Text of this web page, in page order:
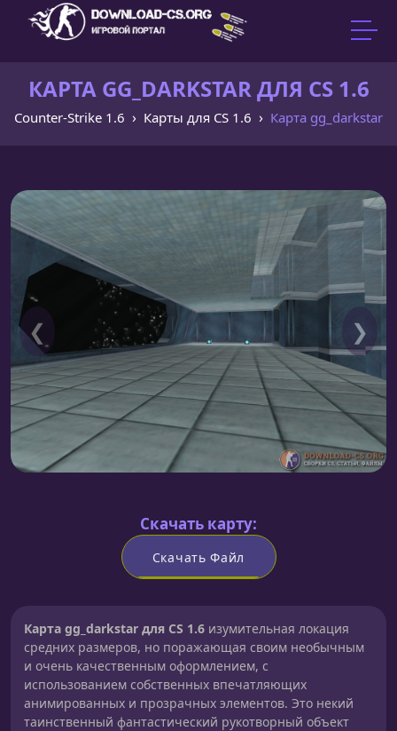
КАРТА GG_DARKSTAR ДЛЯ CS 1.6
Counter-Strike 1.6 Карты для CS 1.6 Карта gg_darkstar
❮ ❯
Скачать карту:
Скачать Файл
Карта gg_darkstar для CS 1.6 изумительная локация
средних размеров, но поражающая своим необычным
и очень качественным оформлением, с
использованием собственных впечатляющих
анимированных и прозрачных элементов. Это некий
таинственный фантастический рукотворный объект